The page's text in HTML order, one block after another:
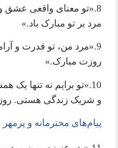
8.«تو معنای واقعی
مرد بر تو مبارک باد.»
9.«مرد من، تو قدرت و
روزت مبارک.»
10.«تو برایم نه تنها
و شریک زندگی هستی.
پیام‌های محترمانه و پرمهر